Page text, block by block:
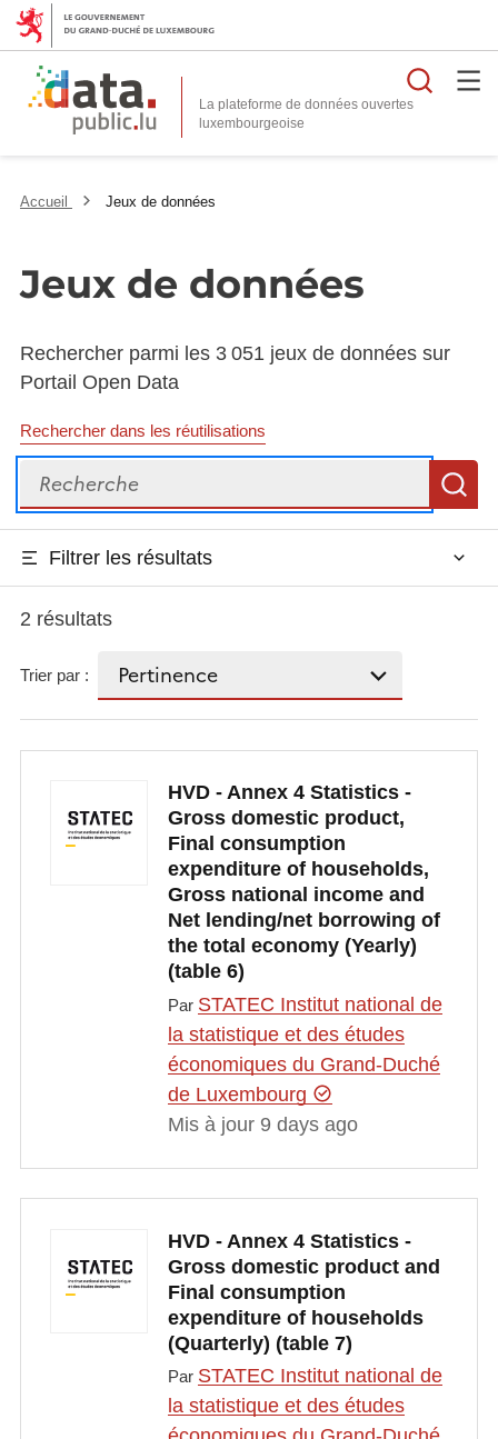
La plateforme de données ouvertes
Accueil Jeux de données
Jeux de données
Rechercher parmi les 3 051 jeux de données sur
Portail Open Data
Rechercher dans les réutilisations
Recherche
Filtrer les résultats
2 résultats
Trier par :
HVD - Annex 4 Statistics -
Gross domestic product,
Final consumption
expenditure of households,
Gross national income and
Net lending/net borrowing of
the total economy (Yearly)
(table 6)
Par STATEC Institut national de
la statistique et des études
économiques du Grand-Duché
de Luxembourg
Mis à jour 9 days ago
HVD - Annex 4 Statistics -
Gross domestic product and
Final consumption
expenditure of households
(Quarterly) (table 7)
Par STATEC Institut national de
la statistique et des études